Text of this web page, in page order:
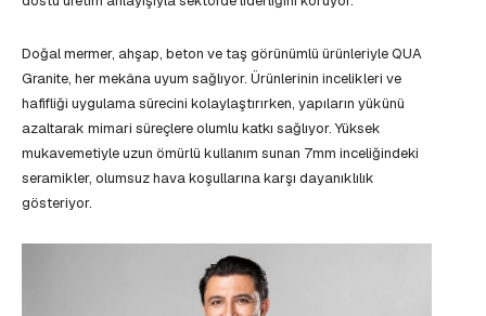
Doğal mermer, ahşap, beton ve taş görünümlü ürünleriyle QUA
Granite, her mekâna uyum sağlıyor. Ürünlerinin incelikleri ve
hafifliği uygulama sürecini kolaylaştırırken, yapıların yükünü
azaltarak mimari süreçlere olumlu katkı sağlıyor. Yüksek
mukavemetiyle uzun ömürlü kullanım sunan 7mm inceliğindeki
seramikler, olumsuz hava koşullarına karşı dayanıklılık
gösteriyor.